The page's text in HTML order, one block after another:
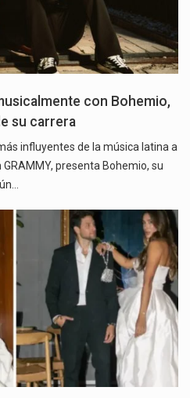
con Bohemio,
su carrera
influyentes de la música latina a
presenta Bohemio, su